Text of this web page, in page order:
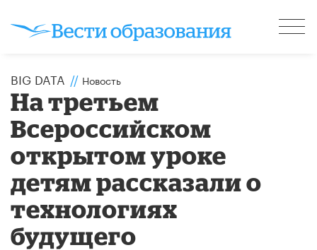
BIG DATA // Новость
На третьем
Всероссийском
открытом уроке
детям рассказали о
технологиях
будущего